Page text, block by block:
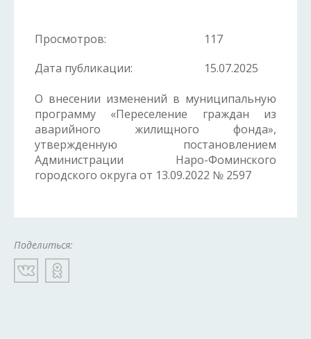
Просмотров:
117
Дата публикации:
15.07.2025
О внесении изменений в муниципальную
программу «Переселение граждан из
аварийного жилищного фонда»,
утвержденную постановлением
Администрации Наро-Фоминского
городского округа от 13.09.2022 № 2597
Поделиться: